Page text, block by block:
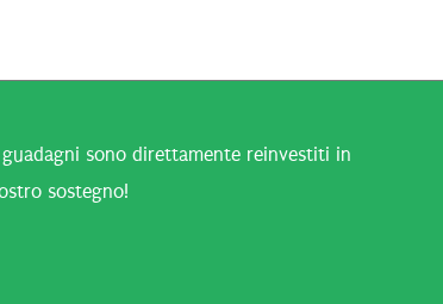
sono direttamente reinvestiti in
sostegno!